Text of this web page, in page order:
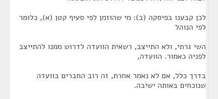
לכן קבענו בפיסקה (ב): מי שהוזמן לפי סעיף קטן (א), כלומר
לפי הנוהל
השי גרתי, ולא התייצב, רשאית הוועדה לדרוש ממנו להתייצב
לפניה כאמור. הוועדה,
בדרך כלל, אם לא נאמר אחרת, זה רוב החברים בוועדה
שנוכחים באותה ישיבה.